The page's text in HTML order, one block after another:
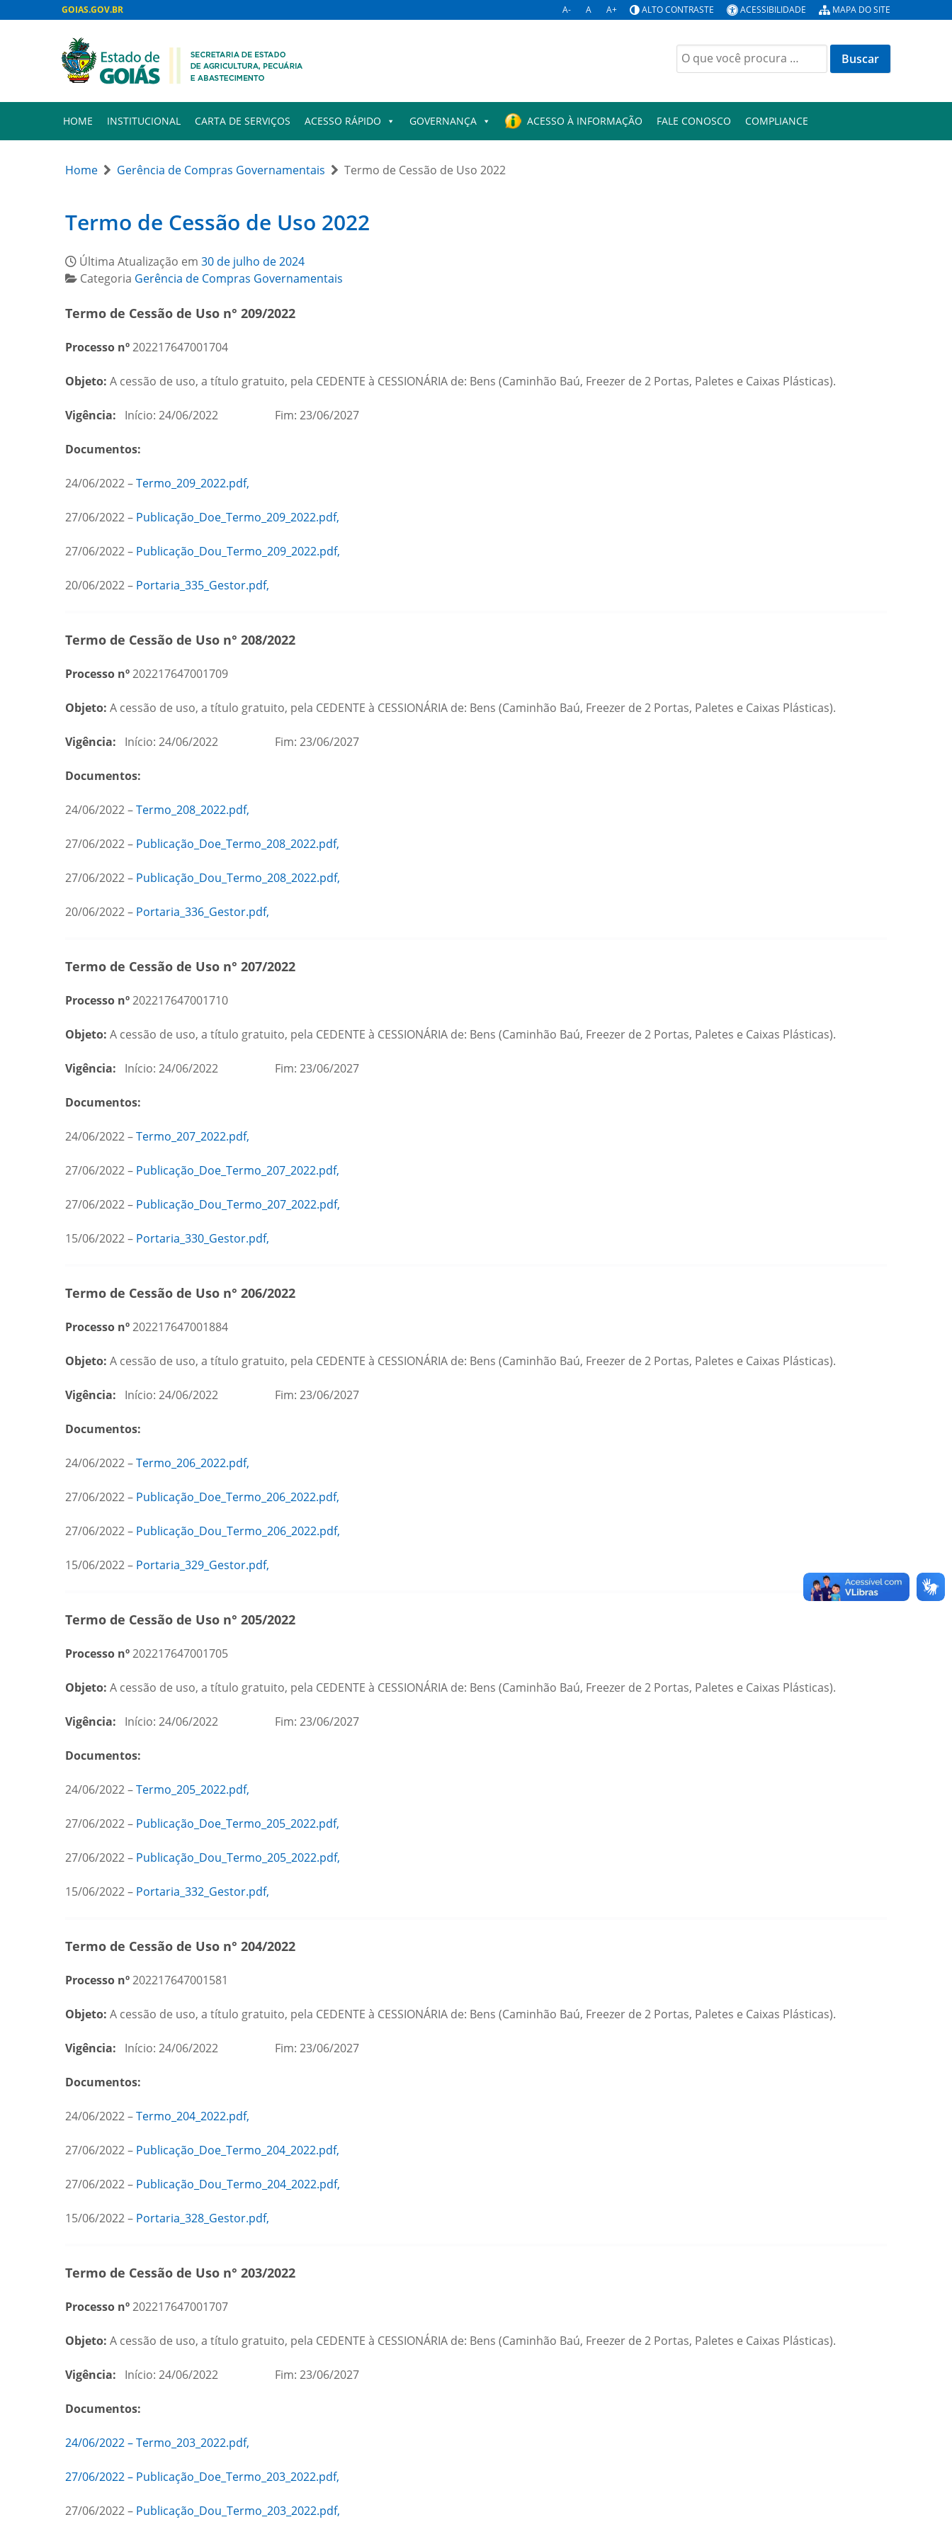
GOIAS.GOV.BR A- A A+ ALTO CONTRASTE ACESSIBILIDADE MAPA DO SITE
Buscar
por:
HOME INSTITUCIONAL CARTA DE SERVIÇOS ACESSO RÁPIDO GOVERNANÇA ACESSO À INFORMAÇÃO FALE CONOSCO COMPLIANCE
Home Gerência de Compras Governamentais Termo de Cessão de Uso 2022
Termo de Cessão de Uso 2022
Última Atualização em 30 de julho de 2024
Categoria Gerência de Compras Governamentais
Termo de Cessão de Uso n° 209/2022
Processo nº202217647001704
Objeto: A cessão de uso, a título gratuito, pela CEDENTE à CESSIONÁRIA de: Bens (Caminhão Baú, Freezer de 2 Portas, Paletes e Caixas Plásticas).
Vigência: Início: 24/06/2022 Fim: 23/06/2027
Documentos:
24/06/2022 –Termo_209_2022.pdf,
27/06/2022 – Publicação_Doe_Termo_209_2022.pdf,
27/06/2022 – Publicação_Dou_Termo_209_2022.pdf,
20/06/2022 – Portaria_335_Gestor.pdf,
Termo de Cessão de Uso n° 208/2022
Processo nº202217647001709
Objeto: A cessão de uso, a título gratuito, pela CEDENTE à CESSIONÁRIA de: Bens (Caminhão Baú, Freezer de 2 Portas, Paletes e Caixas Plásticas).
Vigência: Início: 24/06/2022 Fim: 23/06/2027
Documentos:
24/06/2022 –Termo_208_2022.pdf,
27/06/2022 – Publicação_Doe_Termo_208_2022.pdf,
27/06/2022 – Publicação_Dou_Termo_208_2022.pdf,
20/06/2022 – Portaria_336_Gestor.pdf,
Termo de Cessão de Uso n° 207/2022
Processo nº202217647001710
Objeto: A cessão de uso, a título gratuito, pela CEDENTE à CESSIONÁRIA de: Bens (Caminhão Baú, Freezer de 2 Portas, Paletes e Caixas Plásticas).
Vigência: Início: 24/06/2022 Fim: 23/06/2027
Documentos:
24/06/2022 –Termo_207_2022.pdf,
27/06/2022 – Publicação_Doe_Termo_207_2022.pdf,
27/06/2022 – Publicação_Dou_Termo_207_2022.pdf,
15/06/2022 – Portaria_330_Gestor.pdf,
Termo de Cessão de Uso n° 206/2022
Processo nº202217647001884
Objeto: A cessão de uso, a título gratuito, pela CEDENTE à CESSIONÁRIA de: Bens (Caminhão Baú, Freezer de 2 Portas, Paletes e Caixas Plásticas).
Vigência: Início: 24/06/2022 Fim: 23/06/2027
Documentos:
24/06/2022 –Termo_206_2022.pdf,
27/06/2022 – Publicação_Doe_Termo_206_2022.pdf,
27/06/2022 – Publicação_Dou_Termo_206_2022.pdf,
15/06/2022 – Portaria_329_Gestor.pdf,
Termo de Cessão de Uso n° 205/2022
Processo nº202217647001705
Objeto: A cessão de uso, a título gratuito, pela CEDENTE à CESSIONÁRIA de: Bens (Caminhão Baú, Freezer de 2 Portas, Paletes e Caixas Plásticas).
Vigência: Início: 24/06/2022 Fim: 23/06/2027
Documentos:
24/06/2022 –Termo_205_2022.pdf,
27/06/2022 – Publicação_Doe_Termo_205_2022.pdf,
27/06/2022 – Publicação_Dou_Termo_205_2022.pdf,
15/06/2022 – Portaria_332_Gestor.pdf,
Termo de Cessão de Uso n° 204/2022
Processo nº202217647001581
Objeto: A cessão de uso, a título gratuito, pela CEDENTE à CESSIONÁRIA de: Bens (Caminhão Baú, Freezer de 2 Portas, Paletes e Caixas Plásticas).
Vigência: Início: 24/06/2022 Fim: 23/06/2027
Documentos:
24/06/2022 –Termo_204_2022.pdf,
27/06/2022 – Publicação_Doe_Termo_204_2022.pdf,
27/06/2022 – Publicação_Dou_Termo_204_2022.pdf,
15/06/2022 – Portaria_328_Gestor.pdf,
Termo de Cessão de Uso n° 203/2022
Processo nº202217647001707
Objeto: A cessão de uso, a título gratuito, pela CEDENTE à CESSIONÁRIA de: Bens (Caminhão Baú, Freezer de 2 Portas, Paletes e Caixas Plásticas).
Vigência: Início: 24/06/2022 Fim: 23/06/2027
Documentos:
24/06/2022 – Termo_203_2022.pdf,
27/06/2022 – Publicação_Doe_Termo_203_2022.pdf,
27/06/2022 – Publicação_Dou_Termo_203_2022.pdf,